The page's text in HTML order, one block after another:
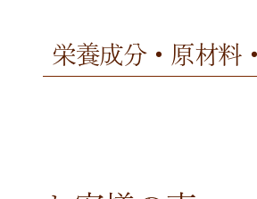
栄養成分・原材料